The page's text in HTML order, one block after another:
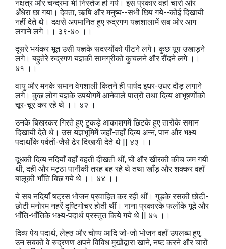
नक्षत्र और चन्द्रमा भी निस्तेज हो गये। इस प्रकार वहाँ चारों ओर
अँधेरा छा गया। देवता, ऋषि और मनुष्य--सभी छिप गये--कोई दिखायी
नहीं देते थे। दक्षसे अपमानित हुए रुद्रगण यज्ञशालामें सब ओर आग
लगाने लगे ।। ३९-४० ।।
दूसरे भयंकर भूत उसी यज्ञके सदस्योंको पीटने लगे। कुछ यूप उखाड़ने
लगे। बहुतेरे रुद्रगण यज्ञकी सामग्रीको कुचलने और रौंदने लगे ।।
४१ ।।
वायु और मनके समान वेगशाली कितने ही पार्षद इधर-उधर दौड़ लगाने
लगे। कुछ लोग यज्ञके उपयोगमें आनेवाले पात्रों तथा दिव्य आभूषणोंको
चूर-चूर कर रहे थे ।। ४२ ।
उनके बिखरकर गिरते हुए टुकड़े आकाशगमें छिटके हुए तारोंके समान
दिखायी देते थे। उस यज्ञभूमिमें जहाँ-तहाँ दिव्य अन्न, पान और भक्ष्य
पदार्थोंके पर्वतों-जैसे ढेर दिखायी देते थे || ४३ ।।
दूधकी दिव्य नदियाँ वहाँ बहती दीखती थीं, घी और खीरकी कीच जम गयी
थी, दही और मट्ठा पानीकी तरह बह रहे थे तथा खाँड़ और शक्कर वहाँ
बालूकी भाँति बिछ गये थे ।। ४४ ।।
ये सब नदियाँ षट्रस भोजन प्रवाहित कर रही थीं। गुड़के रसकी छोटी-
छोटी मनोरम नहरें दृष्टिगोचर होती थीं। नाना प्रकारके फलोंके गूदे और
भाँति-भाँतिके भक्ष्य-पदार्थ प्रस्तुत किये गये थे || ४५ ।।
दिव्य पेय पदार्थ, लेह्ठ और चोष्य आदि जो-जो भोजन वहाँ उपलब्ध हुए,
उन सबको वे रुद्रणण अपने विविध मुखोंद्वारा खाने, नष्ट करने और चारों